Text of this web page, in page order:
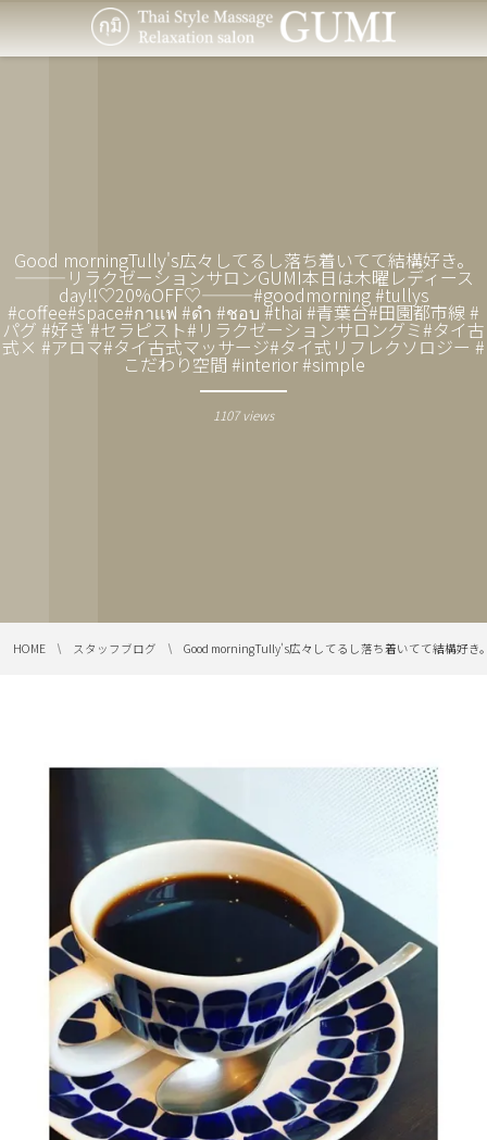
Good morning︎Tully's️広々してるし落ち着いてて結構好き。
———リラクゼーションサロンGUMI本日は木曜レディース
day!!♡20%OFF♡———#goodmorning #tullys
#coffee#space#กาเเฟ #ดำ #ชอบ #thai #青葉台#田園都市線 #
パグ #好き #セラピスト#リラクゼーションサロングミ#タイ古
式× #アロマ#タイ古式マッサージ#タイ式リフレクソロジー #
こだわり空間 #interior #simple
1107 views
HOME スタッフブログ Good morning︎Tully's️広々してるし落ち着いてて結構好き